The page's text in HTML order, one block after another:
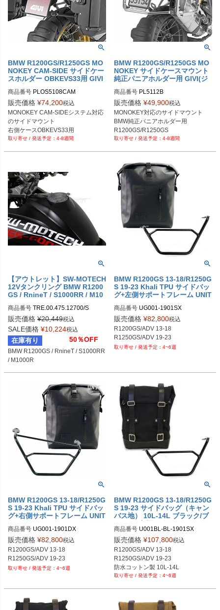
BMW R1200GS/R1250GS MO
NOKEY CAM-SIDE サイドケー
スホルダー OBKEVS33用 GIVI
(ジビ)
商品番号 PLOS5108CAM
販売価格 ¥74,200税込
MONOKEY CAM-SIDEシステム対応
のサイドマウント
右側ケースOBKEVS33用
R1200GS/R1250GS4-8週間
BMW R1200GS/R1250GS MO
NOKEY サイドケースマウント
純正パニアホルダー用 GIVI(ジ
ビ)
商品番号 PL5112B
販売価格 ¥49,900税込
MONOKEY対応のサイドマウント
BMW純正パニアホルダー用
R1200GS/R1250GS
4-8週間
【アウトレット】SW-MOTECH
12Vタンクリング BMW R1200
GS / RnineT / S1000RR / M10
商品番号 TRE.00.475.12700/S
販売価格 ¥20,449税込
SALE価格 ¥10,224税込
在庫有り 50％OFF
BMW R1200GS / RnineT / S1000RR
/ M1000R
BMW R1200GS 13-18/R1250G
S 19-23 Khali TPU サイドバッ
グ+左側サポートフレーム UNIT
商品番号 UG001-1901SX
メーカー型番：UG001+1901SX
販売価格 ¥82,800税込
R1200GS/ADV 13-18
R1250GS/ADV 19-23
4~6週
BMW R1200GS 13-18/R1250G
S 19-23 Khali TPU サイドバッ
グ+右側サポートフレーム UNIT
商品番号 UG001-1901DX
メーカー型番：UG001+1901DX
販売価格 ¥82,800税込
R1200GS/ADV 13-18
R1250GS/ADV 19-23
4~6週
BMW R1200GS 13-18/R1250G
S 19-23 サイドバッグ（キャン
バス地） 10L-14L ブラック/ブ
UNIT GARAGE
商品番号 U001BL-BL-1901SX
U001BL_BL+1901SX
メーカー型番：U001+1901SX
販売価格 ¥107,800税込
R1200GS/ADV 13-18
R1250GS/ADV 19-23
防水コットン製 10L-14L
ブラック/ブラック 4~6週